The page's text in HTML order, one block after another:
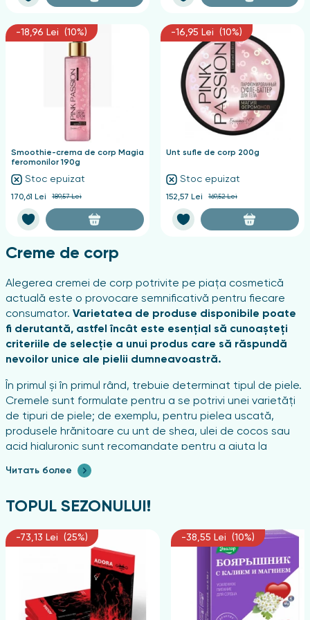
-18,96 Lei (10%)
Smoothie-crema de corp Magia
feromonilor 190g
Stoc epuizat
170,61 Lei 189,57 Lei
-16,95 Lei (10%)
Unt sufle de corp 200g
Stoc epuizat
152,57 Lei 169,52 Lei
Creme de corp
Alegerea cremei de corp potrivite pe piața cosmetică
actuală este o provocare semnificativă pentru fiecare
consumator. Varietatea de produse disponibile poate
fi derutantă, astfel încât este esențial să cunoașteți
criteriile de selecție a unui produs care să răspundă
nevoilor unice ale pielii dumneavoastră.
În primul și în primul rând, trebuie determinat tipul de piele.
Cremele sunt formulate pentru a se potrivi unei varietăți
de tipuri de piele; de exemplu, pentru pielea uscată,
produsele hrănitoare cu unt de shea, ulei de cocos sau
acid hialuronic sunt recomandate pentru a ajuta la
hidratarea și înmuierea pielii. Pentru pielea grasă, sunt
preferate texturile ușoare, gelurile sau loțiunile care nu
rol important în alegerea unei creme. Pe măsură ce
îmbătrânește, pielea are nevoie de îngrijire intensivă,
astfel încât cosmeticele cu ingrediente anti-
îmbătrânire, cum ar fi:
colagenul;
Читать более
TOPUL SEZONULUI!
-73,13 Lei (25%) -38,55 Lei (10%)